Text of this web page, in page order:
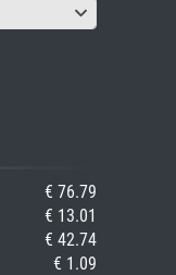
€ 76.79
€ 13.01
€ 42.74
€ 1.09